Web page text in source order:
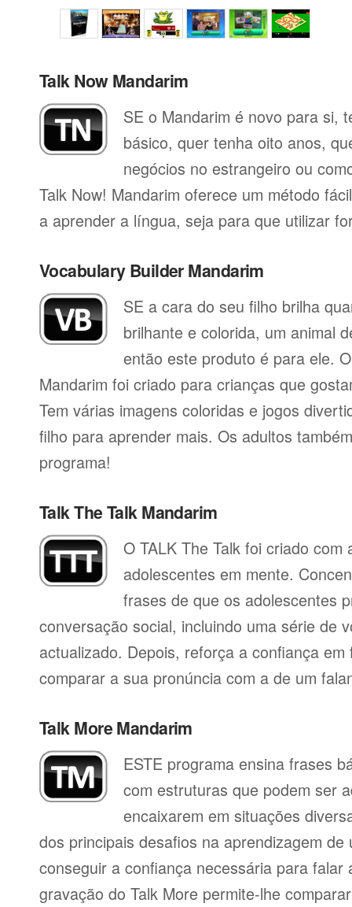
Talk Now Mandarim
SE o Mandarim é novo para si,
básico, quer tenha oito anos,
negócios no estrangeiro ou
Talk Now! Mandarim oferece um método
a aprender a língua, seja para que utilizar
Vocabulary Builder Mandarim
SE a cara do seu filho brilha
brilhante e colorida, um animal
então este produto é para ele.
Mandarim foi criado para crianças que
Tem várias imagens coloridas e jogos
filho para aprender mais. Os adultos
programa!
Talk The Talk Mandarim
O TALK The Talk foi criado com
adolescentes em mente.
frases de que os adolescentes
conversação social, incluindo uma série de
actualizado. Depois, reforça a confiança
comparar a sua pronúncia com a de um
Talk More Mandarim
ESTE programa ensina frases
com estruturas que podem ser
encaixarem em situações
dos principais desafios na aprendizagem
conseguir a confiança necessária para
gravação do Talk More permite-lhe